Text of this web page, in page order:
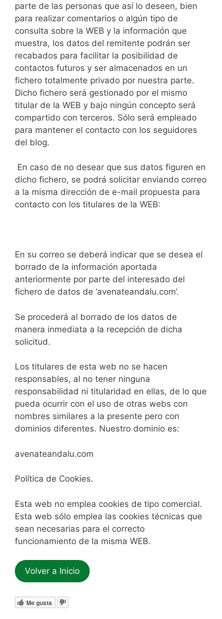
parte de las personas que así lo deseen, bien
para realizar comentarios o algún tipo de
consulta sobre la WEB y la información que
muestra, los datos del remitente podrán ser
recabados para facilitar la posibilidad de
contactos futuros y ser almacenados en un
fichero totalmente privado por nuestra parte.
Dicho fichero será gestionado por el mismo
titular de la WEB y bajo ningún concepto será
compartido con terceros. Sólo será empleado
para mantener el contacto con los seguidores
del blog.
En caso de no desear que sus datos figuren en
dicho fichero, se podrá solicitar enviando correo
a la misma dirección de e-mail propuesta para
contacto con los titulares de la WEB:
En su correo se deberá indicar que se desea el
borrado de la información aportada
anteriormente por parte del interesado del
fichero de datos de ‘avenateandalu.com’.
Se procederá al borrado de los datos de
manera inmediata a la recepción de dicha
solicitud.
Los titulares de esta web no se hacen
responsables, al no tener ninguna
responsabilidad ni titularidad en ellas, de lo que
pueda ocurrir con el uso de otras webs con
nombres similares a la presente pero con
dominios diferentes. Nuestro dominio es:
avenateandalu.com
Política de Cookies.
Esta web no emplea cookies de tipo comercial.
Esta web sólo emplea las cookies técnicas que
sean necesarias para el correcto
funcionamiento de la misma WEB.
Volver a Inicio
Me gusta